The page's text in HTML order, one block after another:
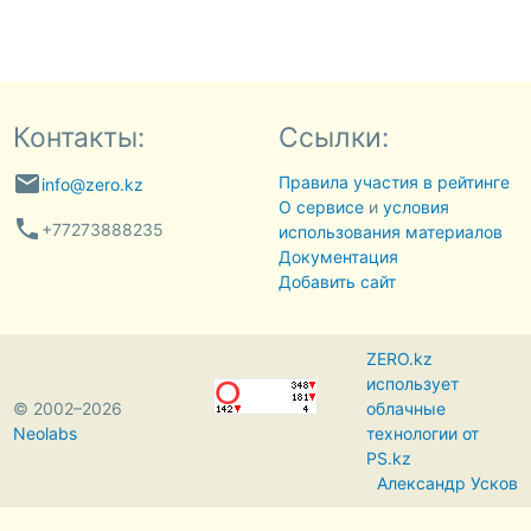
Контакты:
emailinfo@zero.kz
phone +77273888235
Ссылки:
Правила участия в рейтинге
О сервисеи условия
использования материалов
Документация
Добавить сайт
© 2002–2026
Neolabs
ZERO.kz
использует
облачные
технологии от
PS.kz
Александр Усков